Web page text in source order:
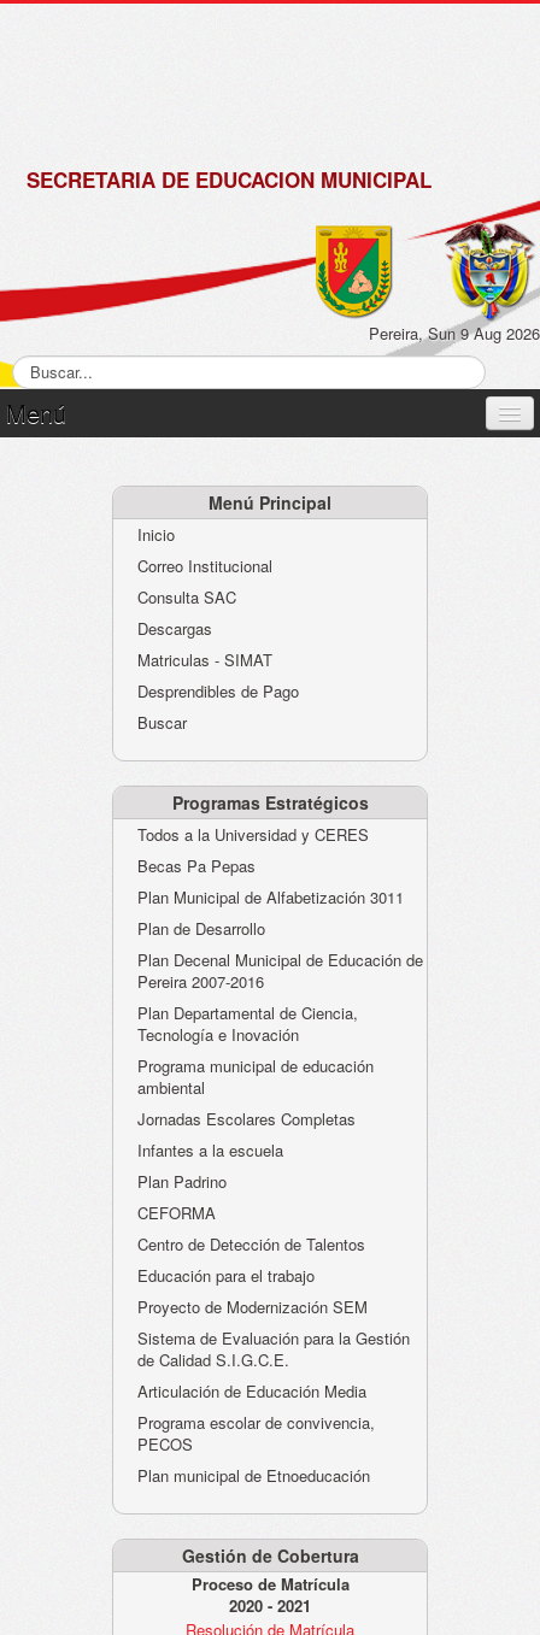
SECRETARIA DE EDUCACION MUNICIPAL
Pereira, Sun 9 Aug 2026
Menú
Atención al Ciudadano
Instituciones Educativas
Despacho Secretaría
Evaluación desempeño
Humano-Cesantías
Menú Principal
Inicio
Correo Institucional
Consulta SAC
Descargas
Matriculas - SIMAT
Desprendibles de Pago
Buscar
Programas Estratégicos
Todos a la Universidad y CERES
Becas Pa Pepas
Plan Municipal de Alfabetización 3011
Plan de Desarrollo
Plan Decenal Municipal de Educación de
Pereira 2007-2016
Plan Departamental de Ciencia,
Tecnología e Inovación
Programa municipal de educación
ambiental
Jornadas Escolares Completas
Infantes a la escuela
Plan Padrino
CEFORMA
Centro de Detección de Talentos
Educación para el trabajo
Proyecto de Modernización SEM
Sistema de Evaluación para la Gestión
de Calidad S.I.G.C.E.
Articulación de Educación Media
Programa escolar de convivencia,
PECOS
Plan municipal de Etnoeducación
Gestión de Cobertura
Proceso de Matrícula
2020 - 2021
Resolución de Matrícula
de
Omar